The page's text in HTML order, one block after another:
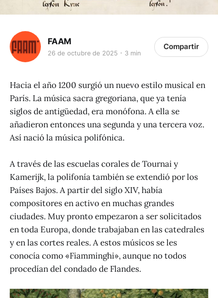
FAAM
26 de octubre de 2025 3 min
Compartir
Hacia el año 1200 surgió un nuevo estilo musical en
París. La música sacra gregoriana, que ya tenía
siglos de antigüedad, era monófona. A ella se
añadieron entonces una segunda y una tercera voz.
Así nació la música polifónica.
A través de las escuelas corales de Tournai y
Kamerijk, la polifonía también se extendió por los
Países Bajos. A partir del siglo XIV, había
compositores en activo en muchas grandes
ciudades. Muy pronto empezaron a ser solicitados
en toda Europa, donde trabajaban en las catedrales
y en las cortes reales. A estos músicos se les
conocía como «Fiamminghi», aunque no todos
procedían del condado de Flandes.